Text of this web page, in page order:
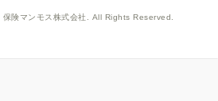
険マンモス株式会社. All Rights Reserved.